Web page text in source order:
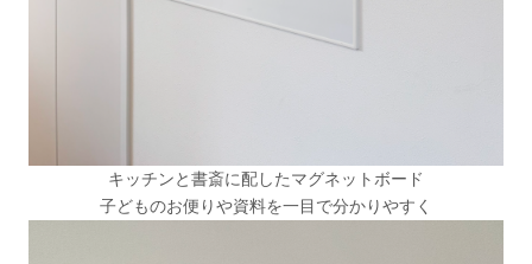
キッチンと書斎に配したマグネットボード
子どものお便りや資料を一目で分かりやすく